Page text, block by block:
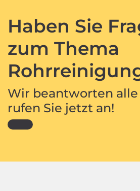
Haben Sie
zum Thema
Wir beantworten alle
rufen Sie jetzt an!